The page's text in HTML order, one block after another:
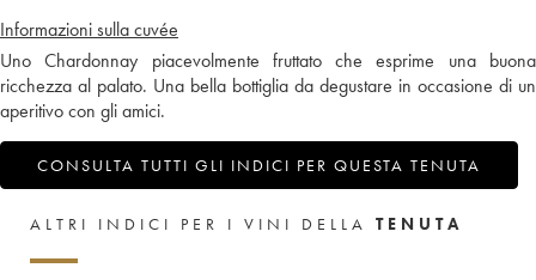
Informazioni sulla cuvée
Uno Chardonnay piacevolmente fruttato che esprime una buona
ricchezza al palato. Una bella bottiglia da degustare in occasione di un
aperitivo con gli amici.
CONSULTA TUTTI GLI INDICI PER QUESTA TENUTA
ALTRI INDICI PER I VINI DELLA TENUTA